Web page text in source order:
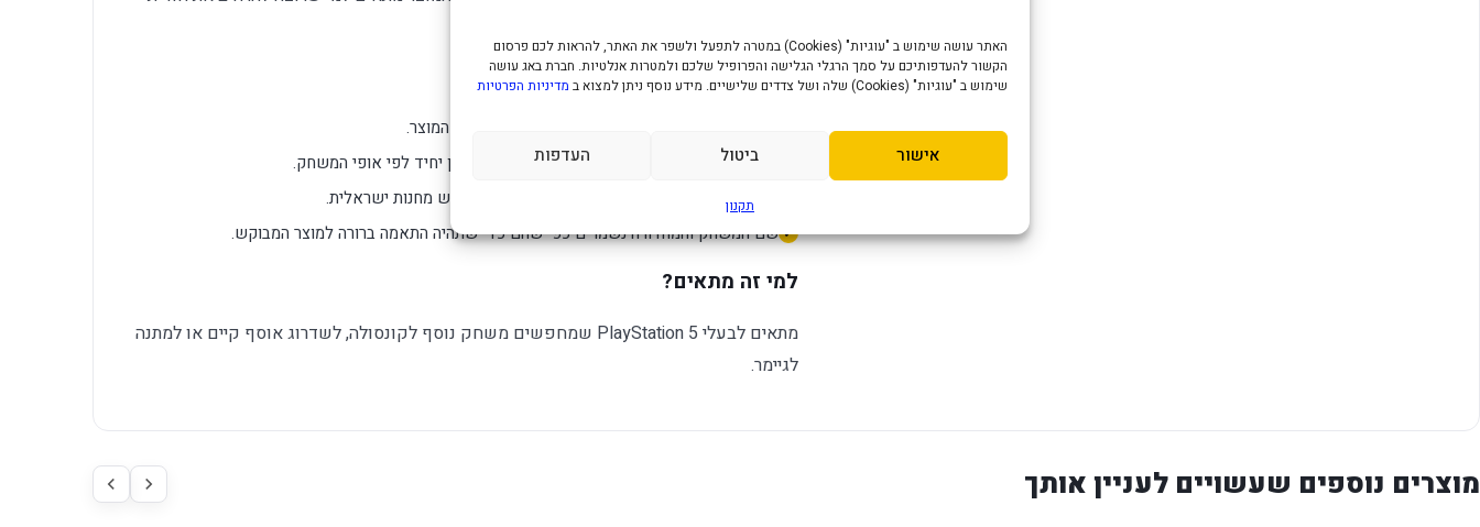
האתר עושה שימוש ב "עוגיות" (Cookies) במטרה לתפעל ולשפר את האתר, להראות לכם פרסום
הקשור להעדפותיכם על סמך הרגלי הגלישה והפרופיל שלכם ולמטרות אנלטיות. חברת באג עושה
שימוש ב "עוגיות" (Cookies) שלה ושל צדדים שלישיים. מידע נוסף ניתן למצוא ב
מדיניות הפרטיות
אישור ביטול העדפות
תקנון
יתרונות מרכזיים
מתאים למשחק ביתי, למשפחה, לחברים או לשחקן יחיד לפי אופי המשחק.
בחירה נוחה למי שמעדיף לקנות משחק מוכן לשימוש מחנות ישראלית.
שם המשחק והמהדורה נשמרים כפי שהם כדי שתהיה התאמה ברורה למוצר המבוקש.
למי זה מתאים?
מתאים לבעלי PlayStation 5 שמחפשים משחק נוסף לקונסולה, לשדרוג אוסף קיים או למתנה
לגיימר.
מוצרים נוספים שעשויים לעניין אותך